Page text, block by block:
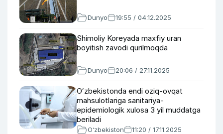
Dunyo 19:55 / 04.12.2025
Shimoliy Koreyada maxfiy uran
boyitish zavodi qurilmoqda
Dunyo 20:06 / 27.11.2025
Oʻzbekistonda endi oziq-ovqat
mahsulotlariga sanitariya-
epidemiologik xulosa 3 yil muddatga
beriladi
O‘zbekiston 11:20 / 17.11.2025